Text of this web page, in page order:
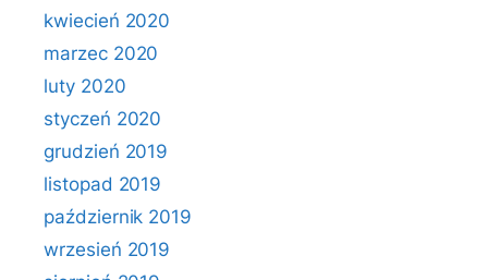
kwiecień 2020
marzec 2020
luty 2020
styczeń 2020
grudzień 2019
listopad 2019
październik 2019
wrzesień 2019